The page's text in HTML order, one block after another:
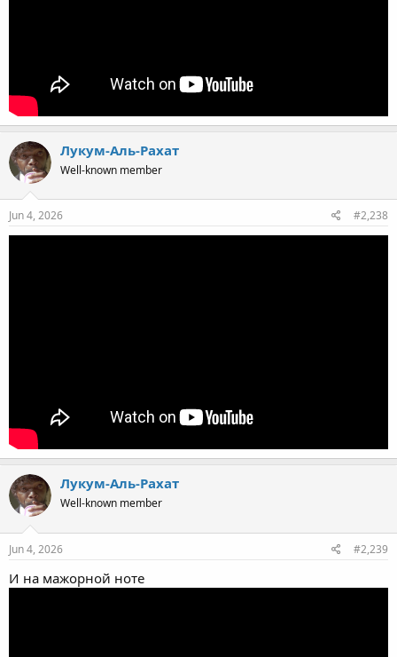
Лукум-Аль-Рахат
Well-known member
Jun 4, 2026 #2,238
Лукум-Аль-Рахат
Well-known member
Jun 4, 2026 #2,239
И на мажорной ноте